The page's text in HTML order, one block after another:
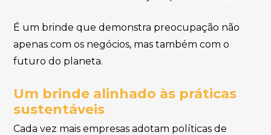
É um brinde que demonstra preocupação não
apenas com os negócios, mas também com o
futuro do planeta.
Um brinde alinhado às práticas
sustentáveis
Cada vez mais empresas adotam políticas de